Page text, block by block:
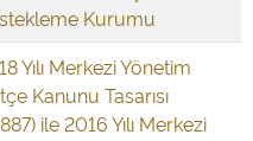
Kurumu
Yılı Merkezi Yönetim
Kanunu Tasarısı
ile 2016 Yılı Merkezi